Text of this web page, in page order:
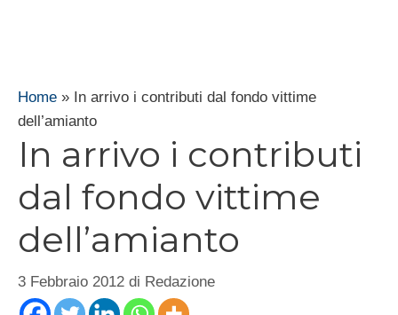
Home » In arrivo i contributi dal fondo vittime
dell’amianto
In arrivo i contributi
dal fondo vittime
dell’amianto
3 Febbraio 2012 di Redazione